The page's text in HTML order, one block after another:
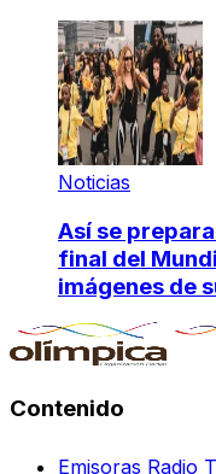
Noticias
Así se
final del
imágenes de
Contenido
Emisoras Radio